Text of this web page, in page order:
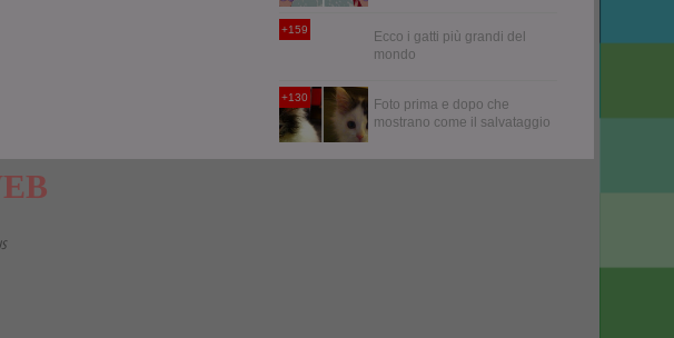
Ecco i gatti più grandi del
mondo
+159
Foto prima e dopo che
mostrano come il salvataggio
cambiare la vita di un gatto
+130